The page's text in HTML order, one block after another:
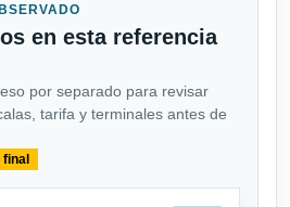
en esta referencia
por separado para revisar
tarifa y terminales antes de
final